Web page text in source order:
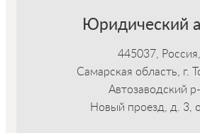
Юридический
445037, Россия,
Самарская область, г.
Автозаводский
Новый проезд, д. 3,